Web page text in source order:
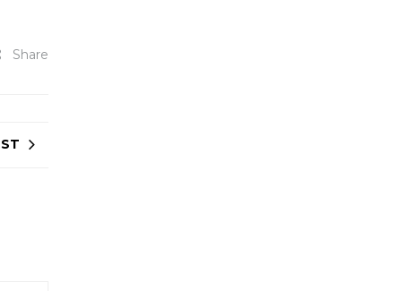
Share